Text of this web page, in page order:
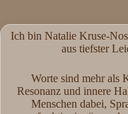
Ich bin Natalie Kruse-
aus tiefster
Worte sind mehr als
Resonanz und innere
Menschen dabei,